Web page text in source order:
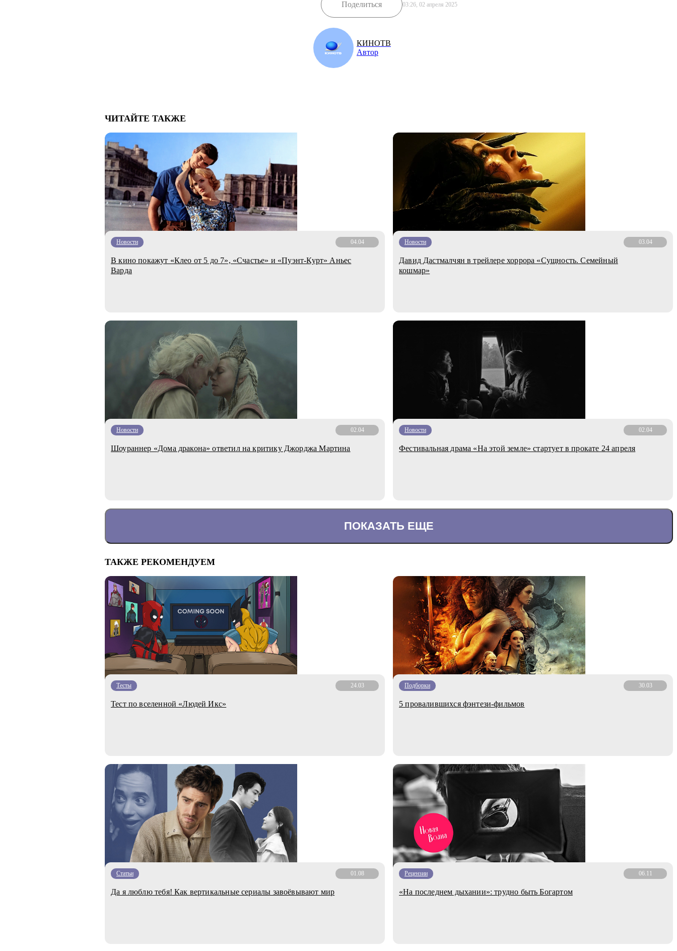
Поделиться 03:26, 02 апреля 2025
КИНОТВ
Автор
ЧИТАЙТЕ ТАКЖЕ
Новости 04.04
В кино покажут «Клео от 5 до 7», «Счастье» и «Пуэнт-Курт» Аньес
Варда
Новости 03.04
Давид Дастмалчян в трейлере хоррора «Сущность. Семейный
кошмар»
Новости 02.04
Шоураннер «Дома дракона» ответил на критику Джорджа Мартина
Новости 02.04
Фестивальная драма «На этой земле» стартует в прокате 24 апреля
ПОКАЗАТЬ ЕЩЕ
ТАКЖЕ РЕКОМЕНДУЕМ
Тесты 24.03
Тест по вселенной «Людей Икс»
Подборки 30.03
5 провалившихся фэнтези-фильмов
Статьи 01.08
Да я люблю тебя! Как вертикальные сериалы завоёвывают мир
Рецензии 06.11
«На последнем дыхании»: трудно быть Богартом